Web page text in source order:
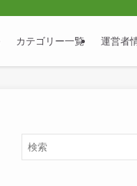
カテゴリー一覧 運営者